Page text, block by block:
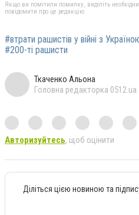
Якщо ви помітили помилку, виділіть
повідомити про це редакцію
#втрати рашистів у війні з
#200-ті рашисти
Ткаченко Альона
Головна редакторка 0512.ua
Авторизуйтесь, щоб оцінити
Діліться цією новиною та